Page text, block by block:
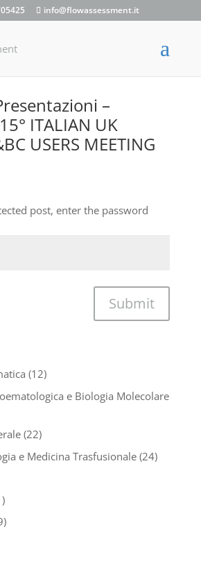
info@flowassessment.it
–
ITALIAN UK
USERS MEETING
post, enter the password
Submit
(12)
e Biologia Molecolare
(22)
e Medicina Trasfusionale(24)